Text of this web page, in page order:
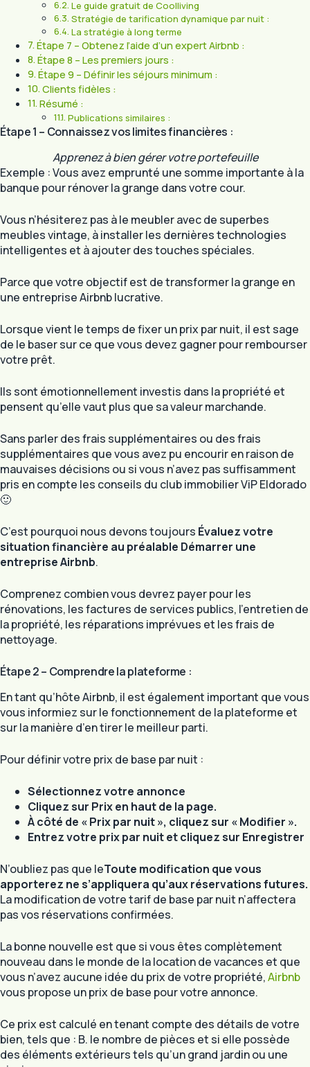
Le guide gratuit de Coolliving
Stratégie de tarification dynamique par nuit :
La stratégie à long terme
Étape 7 – Obtenez l’aide d’un expert Airbnb :
Étape 8 – Les premiers jours :
Étape 9 – Définir les séjours minimum :
Clients fidèles :
Résumé :
Publications similaires :
Étape 1 – Connaissez vos limites financières :
Apprenez à bien gérer votre portefeuille
Exemple : Vous avez emprunté une somme importante à la
banque pour rénover la grange dans votre cour.
Vous n’hésiterez pas à le meubler avec de superbes
meubles vintage, à installer les dernières technologies
intelligentes et à ajouter des touches spéciales.
Parce que votre objectif est de transformer la grange en
une entreprise Airbnb lucrative.
Lorsque vient le temps de fixer un prix par nuit, il est sage
de le baser sur ce que vous devez gagner pour rembourser
votre prêt.
Ils sont émotionnellement investis dans la propriété et
pensent qu’elle vaut plus que sa valeur marchande.
Sans parler des frais supplémentaires ou des frais
supplémentaires que vous avez pu encourir en raison de
mauvaises décisions ou si vous n’avez pas suffisamment
pris en compte les conseils du club immobilier ViP Eldorado
🙂
C’est pourquoi nous devons toujours Évaluez votre
situation financière au préalable Démarrer une
entreprise Airbnb.
Comprenez combien vous devrez payer pour les
rénovations, les factures de services publics, l’entretien de
la propriété, les réparations imprévues et les frais de
nettoyage.
Étape 2 – Comprendre la plateforme :
En tant qu’hôte Airbnb, il est également important que vous
vous informiez sur le fonctionnement de la plateforme et
sur la manière d’en tirer le meilleur parti.
Pour définir votre prix de base par nuit :
Sélectionnez votre annonce
Cliquez sur Prix en haut de la page.
À côté de « Prix par nuit », cliquez sur « Modifier ».
Entrez votre prix par nuit et cliquez sur Enregistrer
N’oubliez pas que leToute modification que vous
apporterez ne s’appliquera qu’aux réservations futures.
La modification de votre tarif de base par nuit n’affectera
pas vos réservations confirmées.
La bonne nouvelle est que si vous êtes complètement
nouveau dans le monde de la location de vacances et que
vous n’avez aucune idée du prix de votre propriété,Airbnb
vous propose un prix de base pour votre annonce.
Ce prix est calculé en tenant compte des détails de votre
bien, tels que : B. le nombre de pièces et si elle possède
des éléments extérieurs tels qu’un grand jardin ou une